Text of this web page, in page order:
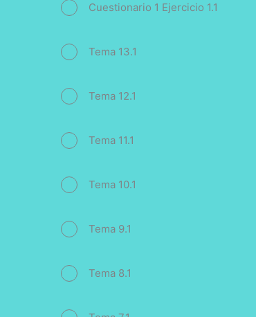
Cuestionario 1 Ejercicio 1.1
Tema 13.1
Tema 12.1
Tema 11.1
Tema 10.1
Tema 9.1
Tema 8.1